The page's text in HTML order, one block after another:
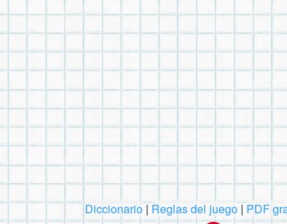
Diccionario |Reglas del juego |PDF